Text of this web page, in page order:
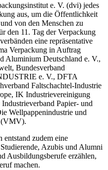
e. V. (dvi) jedes
aus, um die Öffentlichkeit
von den Menschen zu
den 11. Tag der Verpackung
eine repräsentative
Verpackung in Auftrag
Aluminium Deutschland e. V.,
Bundesverband
e. V., DFTA
Faltschachtel-Industrie
IK Industrievereinigung
Papier- und
Wellpappenindustrie und
(VMV).
zudem eine
Azubis und Alumni
Ausbildungsberufe erzählen,
machen.